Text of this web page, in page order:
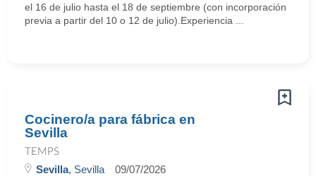
el 16 de julio hasta el 18 de septiembre (con incorporación
previa a partir del 10 o 12 de julio).Experiencia ...
Cocinero/a para fábrica en
Sevilla
TEMPS
Sevilla, Sevilla 09/07/2026